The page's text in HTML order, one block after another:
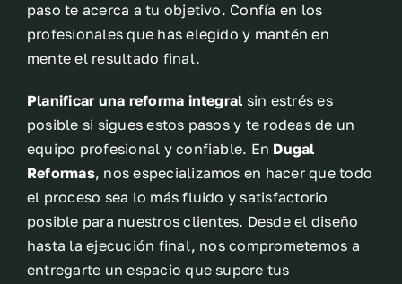
paso te acerca a tu objetivo. Confía en los
profesionales que has elegido y mantén en
mente el resultado final.
Planificar una reforma integral sin estrés es
posible si sigues estos pasos y te rodeas de un
equipo profesional y confiable. En Dugal
Reformas, nos especializamos en hacer que todo
el proceso sea lo más fluido y satisfactorio
posible para nuestros clientes. Desde el diseño
hasta la ejecución final, nos comprometemos a
entregarte un espacio que supere tus